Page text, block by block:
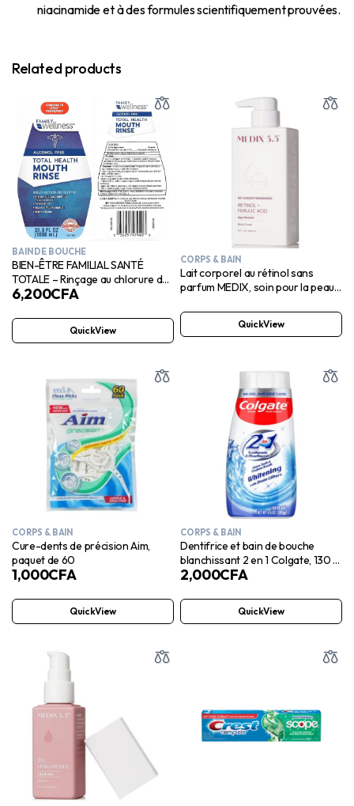
niacinamide et à des formules scientifiquement prouvées.
Related products
BAIN DE BOUCHE
BIEN-ÊTRE FAMILIAL SANTÉ
TOTALE – Rinçage au chlorure de
cétylpyridinium
6,200CFA
QuickView
CORPS & BAIN
Lait corporel au rétinol sans
parfum MEDIX, soin pour la peau
QuickView
CORPS & BAIN
Cure-dents de précision Aim,
paquet de 60
1,000CFA
QuickView
CORPS & BAIN
Dentifrice et bain de bouche
blanchissant 2 en 1 Colgate, 130 g,
gel liquide
2,000CFA
QuickView